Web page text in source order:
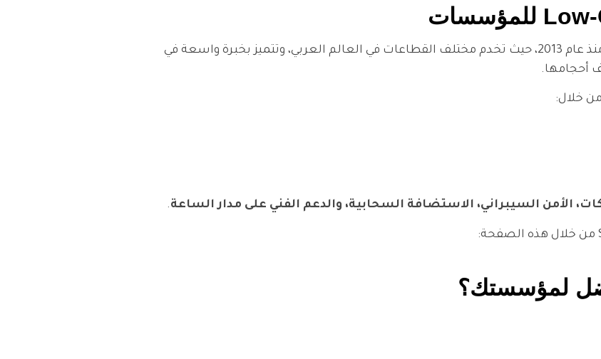
شركة رائدة في مجال تقديم حلول تقنية المعلومات منذ عام 2013، حيث تخدم مختلف القطاعات في العالم العربي، وتتميز بخبرة واسعة في
أحجامها.
الأمن السيبراني، الاستضافة السحابية، والدعم الفني على مدار الساعة.